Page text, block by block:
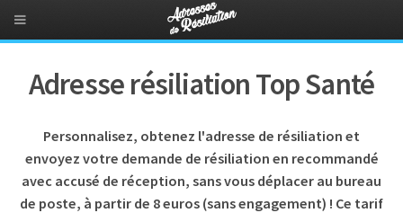
Adresse résiliation Top Santé
Personnalisez, obtenez l'adresse de résiliation et
envoyez votre demande de résiliation en recommandé
avec accusé de réception, sans vous déplacer au bureau
de poste, à partir de 8 euros (sans engagement) ! Ce tarif